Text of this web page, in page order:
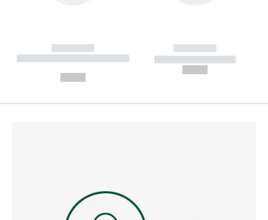
------------
----------- ----------- --------
------------
----------- -----------